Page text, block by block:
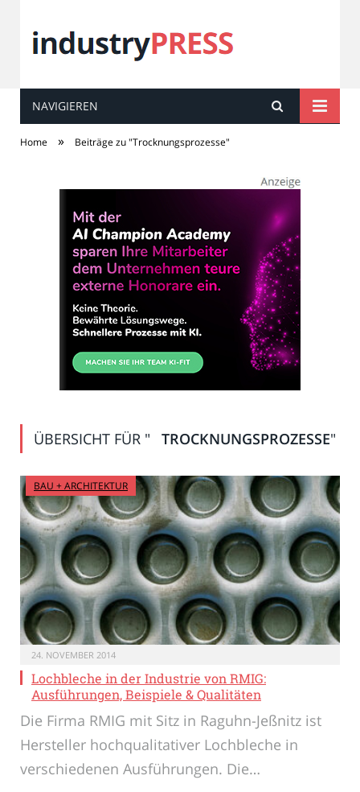
industryPRESS
NAVIGIEREN
Home » Beiträge zu "Trocknungsprozesse"
ÜBERSICHT FÜR " TROCKNUNGSPROZESSE"
BAU + ARCHITEKTUR
24. NOVEMBER 2014
Lochbleche in der Industrie von RMIG:
Ausführungen, Beispiele & Qualitäten
Die Firma RMIG mit Sitz in Raguhn-Jeßnitz ist
Hersteller hochqualitativer Lochbleche in
verschiedenen Ausführungen. Die…